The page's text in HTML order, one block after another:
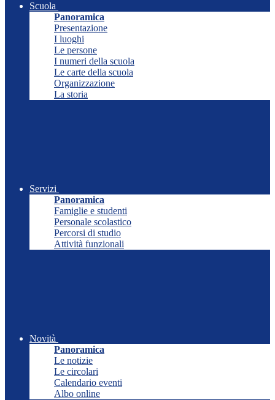
Scuola
Panoramica
Presentazione
I luoghi
Le persone
I numeri della scuola
Le carte della scuola
Organizzazione
La storia
Servizi
Panoramica
Famiglie e studenti
Personale scolastico
Percorsi di studio
Attività funzionali
Novità
Panoramica
Le notizie
Le circolari
Calendario eventi
Albo online